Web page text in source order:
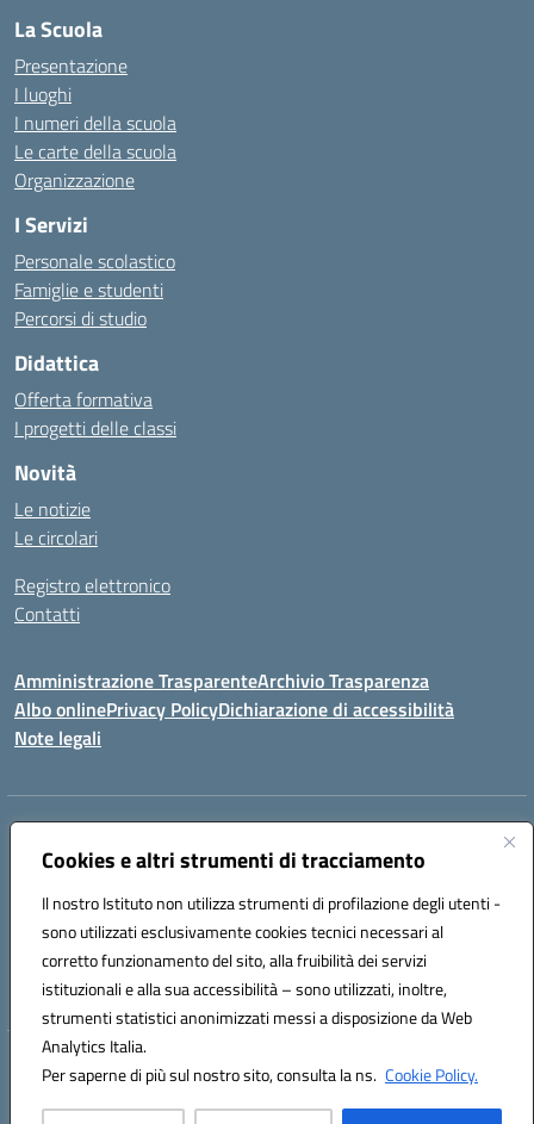
Cookies e altri strumenti di tracciamento
Il nostro Istituto non utilizza strumenti di profilazione degli utenti -
sono utilizzati esclusivamente cookies tecnici necessari al
corretto funzionamento del sito, alla fruibilità dei servizi
istituzionali e alla sua accessibilità – sono utilizzati, inoltre,
strumenti statistici anonimizzati messi a disposizione da Web
Analytics Italia.
Per saperne di più sul nostro sito, consulta la ns. Cookie Policy.
La Scuola
Presentazione
I luoghi
I numeri della scuola
Le carte della scuola
Organizzazione
I Servizi
Personale scolastico
Famiglie e studenti
Percorsi di studio
Didattica
Offerta formativa
I progetti delle classi
Novità
Le notizie
Le circolari
Registro elettronico
Contatti
Amministrazione TrasparenteArchivio Trasparenza
Albo onlinePrivacy PolicyDichiarazione di accessibilità
Note legali
Indirizzo:
Centralino:096721161 Email:czic869004@istruzione.it
Codice fiscale: 84000710792
Codice meccanografico:
CZIC869004
Codice unico di fatturazione (CUF): UFKGA0
Hosting & Powered by 3D Solution S.r.l.
Concept & Design by Designers Italia